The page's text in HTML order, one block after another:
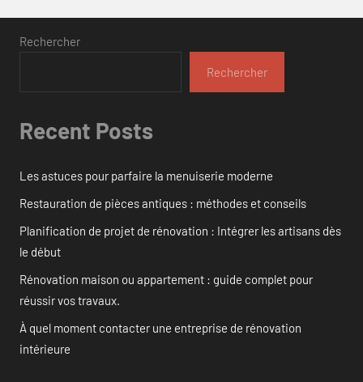
Rechercher
Rechercher
Recent Posts
Les astuces pour parfaire la menuiserie moderne
Restauration de pièces antiques : méthodes et conseils
Planification de projet de rénovation : Intégrer les artisans dès
le début
Rénovation maison ou appartement : guide complet pour
réussir vos travaux.
À quel moment contacter une entreprise de rénovation
intérieure